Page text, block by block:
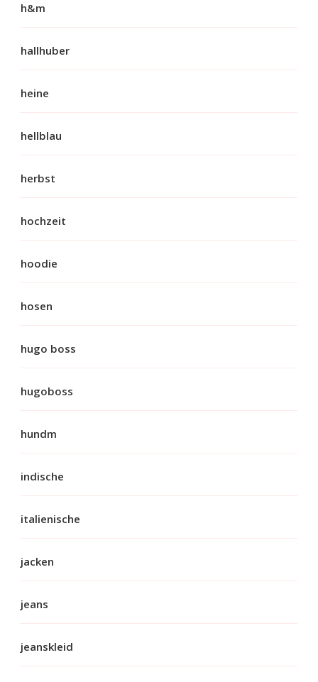
h&m
hallhuber
heine
hellblau
herbst
hochzeit
hoodie
hosen
hugo boss
hugoboss
hundm
indische
italienische
jacken
jeans
jeanskleid